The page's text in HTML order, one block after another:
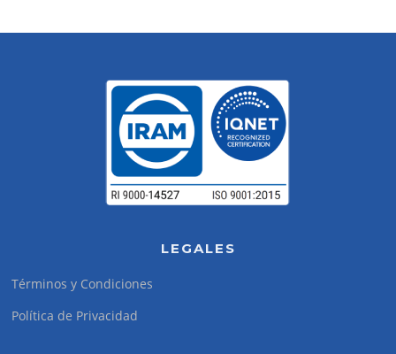
LEGALES
Términos y Condiciones
Política de Privacidad